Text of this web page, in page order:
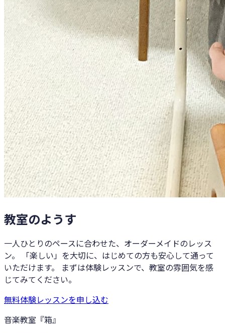
教室のようす
一人ひとりのペースに合わせた、オーダーメイドのレッス
ン。 「楽しい」を大切に、はじめての方も安心して通って
いただけます。 まずは体験レッスンで、教室の雰囲気を感
じてみてください。
無料体験レッスンを申し込む
音楽教室『箱』